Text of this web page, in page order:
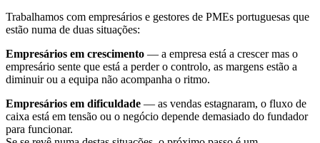
Trabalhamos com empresários e gestores de PMEs portuguesas que
estão numa de duas situações:
Empresários em crescimento — a empresa está a crescer mas o
empresário sente que está a perder o controlo, as margens estão a
diminuir ou a equipa não acompanha o ritmo.
Empresários em dificuldade — as vendas estagnaram, o fluxo de
caixa está em tensão ou o negócio depende demasiado do fundador
para funcionar.